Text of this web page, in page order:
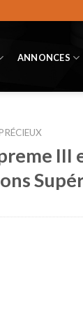
ANNONCES
III